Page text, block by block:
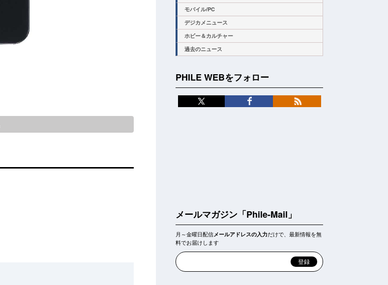
モバイル/PC
デジカメニュース
ホビー＆カルチャー
過去のニュース
PHILE WEBをフォロー
メールマガジン「Phile-Mail」
月～金曜日配信メールアドレスの入力だけで、最新情報を無
料でお届けします